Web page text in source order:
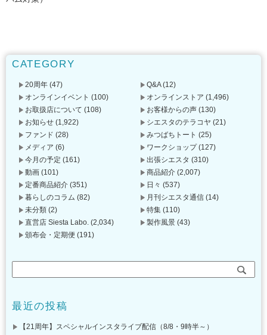
CATEGORY
20周年 (47) Q&A(12)
オンラインイベント (100) オンラインストア (1,496)
お取扱店について (108) お客様からの声 (130)
お知らせ (1,922) シエスタのテラコヤ (21)
ファンド (28) みつばちトート (25)
メディア (6) ワークショップ(127)
今月の予定 (161) 出張シエスタ (310)
動画 (101) 商品紹介 (2,007)
定番商品紹介 (351) 日々 (537)
暮らしのコラム (82) 月刊シエスタ通信 (14)
未分類 (2) 特集 (110)
直営店 Siesta Labo. (2,034) 製作風景 (43)
頒布会・定期便 (191)
最近の投稿
【21周年】スペシャルインスタライブ配信（8/8・9時半～）